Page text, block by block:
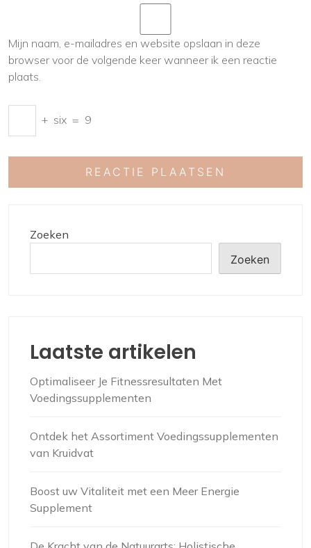
Mijn naam, e-mailadres en website opslaan in deze
browser voor de volgende keer wanneer ik een reactie
plaats.
+ six = 9
Zoeken
Zoeken
Laatste artikelen
Optimaliseer Je Fitnessresultaten Met
Voedingssupplementen
Ontdek het Assortiment Voedingssupplementen
van Kruidvat
Boost uw Vitaliteit met een Meer Energie
Supplement